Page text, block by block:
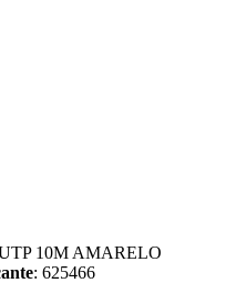
10M AMARELO
: 625466